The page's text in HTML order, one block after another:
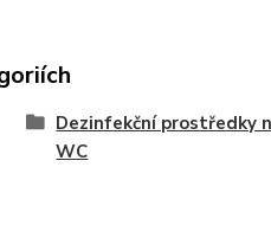
Dezinfekční prostředky
WC